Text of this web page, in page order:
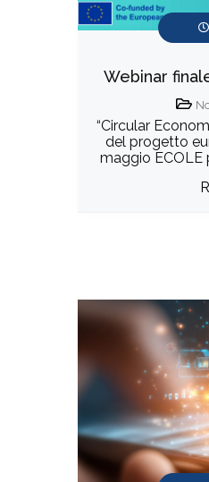
Webinar
“Circular
del progetto
maggio ECOLE